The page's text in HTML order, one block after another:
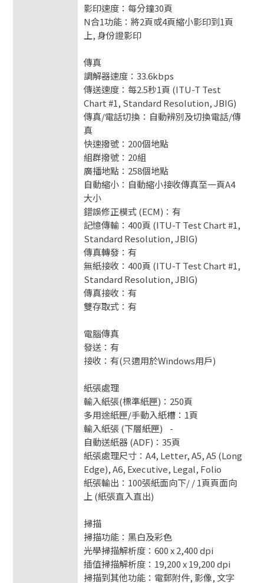
影印速度：每分鐘30頁
N合1功能：將2頁或4頁縮小影印到1頁
上, 身份證影印
傳真
調解器速度：33.6kbps
傳送速度：每2.5秒1頁 (ITU-T Test
Chart #1, Standard Resolution, JBIG)
傳真/電話切換：自動辨別及切換電話/傳
真
快速撥號：200個地點
組群撥號：20組
廣播地點：258個地點
自動縮小：自動縮小接收傳真至一頁A4
大小
錯誤修正模式 (ECM)：有
記憶傳輸：400頁 (ITU-T Test Chart #1,
Standard Resolution, JBIG)
傳真轉發：有
無紙接收：400頁 (ITU-T Test Chart #1,
Standard Resolution, JBIG)
傳真接收：有
雙存取式：有
電腦傳真
發送：有
接收：有(只適用於Windows用戶)
紙張處理
輸入紙張(標準紙匣)：250頁
多用途紙匣/手動入紙槽：1頁
輸入紙張 (下層紙匣) -
自動送紙器 (ADF)：35頁
紙張處理尺寸：A4, Letter, A5, A5 (Long
Edge), A6, Executive, Legal, Folio
紙張輸出：100張紙面向下/ / 1頁頁面向
上 (紙張直入直出)
掃描
掃描功能：黑白及彩色
光學掃描解析度：600 x 2,400 dpi
插值掃描解析度：19,200 x 19,200 dpi
掃描到其他功能：電郵附件, 影像, 文字